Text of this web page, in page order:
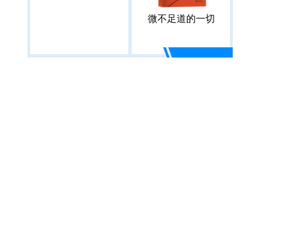
微不足道的一切